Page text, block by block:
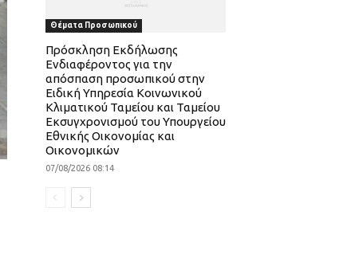
Θέματα Προσωπικού
Πρόσκληση Εκδήλωσης
Ενδιαφέροντος για την
απόσπαση προσωπικού στην
Ειδική Υπηρεσία Κοινωνικού
Κλιματικού Ταμείου και Ταμείου
Εκσυγχρονισμού του Υπουργείου
Εθνικής Οικονομίας και
Οικονομικών
07/08/2026 08:14